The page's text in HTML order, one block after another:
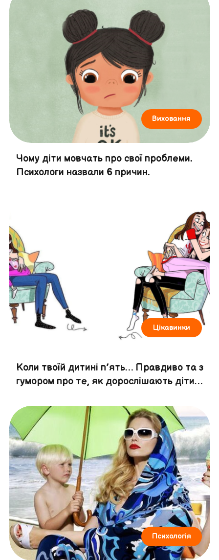
Виховання
Чому діти мовчать про свої проблеми.
Психологи назвали 6 причин.
Цікавинки
Коли твоїй дитині п’ять… Правдиво та з
гумором про те, як дорослішають діти…
Психологія